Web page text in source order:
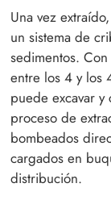
Una vez
un sistema de
sedimentos.
entre los 4 y los
puede excavar
proceso de
bombeados
cargados en
distribución.